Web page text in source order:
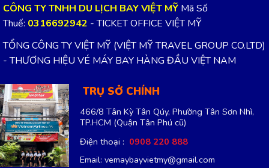
CÔNG TY TNHH DU LỊCH BAY VIỆT MỸ Mã Số
Thuế: 0316692942 - TICKET OFFICE VIỆT MỸ
TỔNG CÔNG TY VIỆT MỸ (VIỆT MỸ TRAVEL GROUP CO.LTD)
- THƯƠNG HIỆU VÉ MÁY BAY HÀNG ĐẦU VIỆT NAM
TRỤ SỞ CHÍNH
466/8 Tân Kỳ Tân Qúy, Phường Tân Sơn Nhì,
TP.HCM (Quận Tân Phú cũ)
Điện thoại : 0908 220 888
Email: vemaybayvietmy@gmail.com